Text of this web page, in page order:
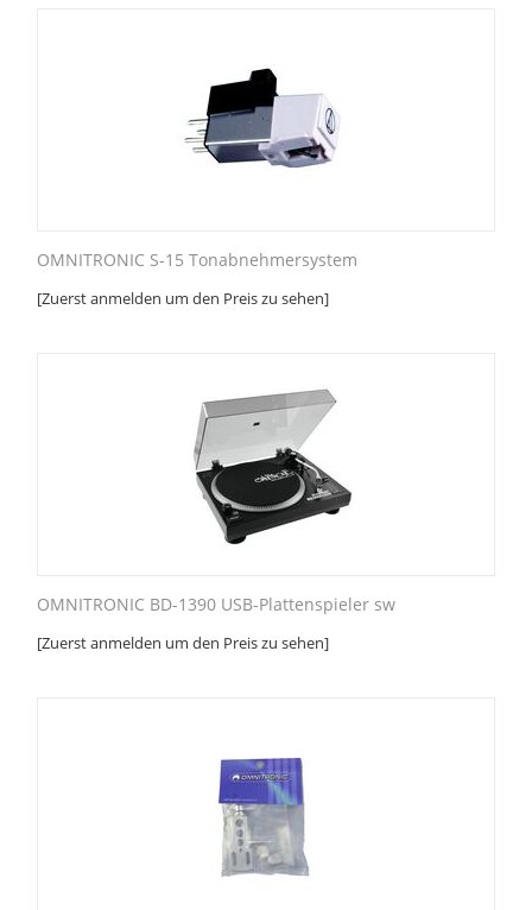
OMNITRONIC S-15 Tonabnehmersystem
[Zuerst anmelden um den Preis zu sehen]
OMNITRONIC BD-1390 USB-Plattenspieler sw
[Zuerst anmelden um den Preis zu sehen]